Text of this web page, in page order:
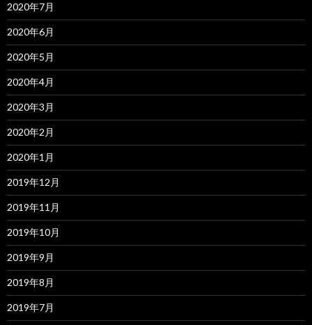
2020年7月
2020年6月
2020年5月
2020年4月
2020年3月
2020年2月
2020年1月
2019年12月
2019年11月
2019年10月
2019年9月
2019年8月
2019年7月